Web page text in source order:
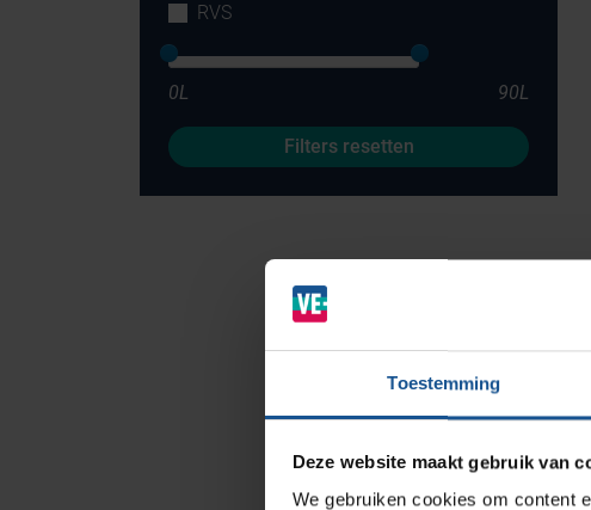
Toestemming
Deze website maakt gebruik van
We gebruiken cookies om content
RVS
0L 90L
Filters resetten
Ziekenhuizen en klinieken
Zorginstellingen
Laboratoria
Afvalinzamelaars